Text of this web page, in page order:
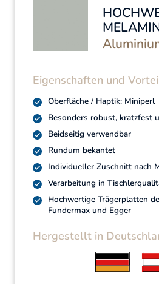
Eigenschaften und
Oberfläche / Haptik: Miniperl
Besonders robust, kratzfest
Beidseitig verwendbar
Rundum bekantet
Individueller Zuschnitt nach
Verarbeitung in
Hochwertige Trägerplatten
Fundermax und Egger
Hergestellt in